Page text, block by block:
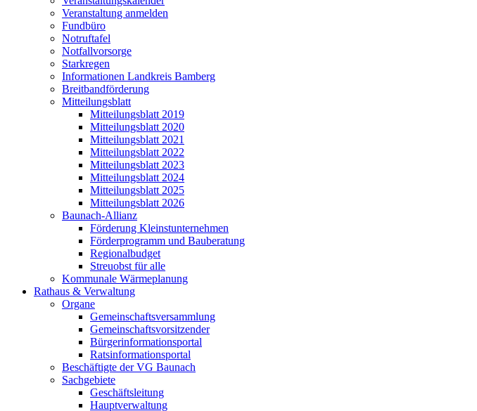
Veranstaltung anmelden
Fundbüro
Notruftafel
Notfallvorsorge
Starkregen
Informationen Landkreis Bamberg
Breitbandförderung
Mitteilungsblatt
Mitteilungsblatt 2019
Mitteilungsblatt 2020
Mitteilungsblatt 2021
Mitteilungsblatt 2022
Mitteilungsblatt 2023
Mitteilungsblatt 2024
Mitteilungsblatt 2025
Mitteilungsblatt 2026
Baunach-Allianz
Förderung Kleinstunternehmen
Förderprogramm und Bauberatung
Regionalbudget
Streuobst für alle
Kommunale Wärmeplanung
Rathaus & Verwaltung
Organe
Gemeinschaftsversammlung
Gemeinschaftsvorsitzender
Bürgerinformationsportal
Ratsinformationsportal
Beschäftigte der VG Baunach
Sachgebiete
Geschäftsleitung
Hauptverwaltung